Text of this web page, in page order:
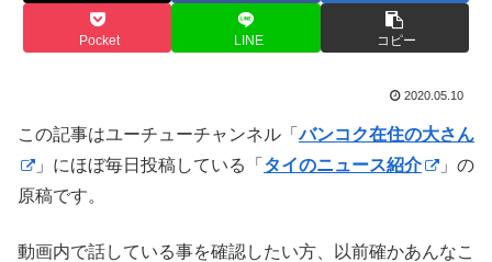
Pocket LINE コピー
2020.05.10
この記事はユーチューチャンネル「バンコク在住の大さん
」にほぼ毎日投稿している「 タイのニュース紹介
」の
原稿です。
動画内で話している事を確認したい方、以前確かあんなこ